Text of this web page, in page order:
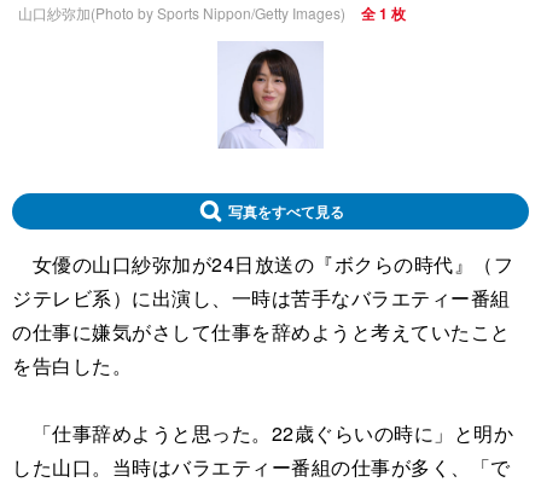
山口紗弥加(Photo by Sports Nippon/Getty Images) 全 1 枚
写真をすべて見る
女優の山口紗弥加が24日放送の『ボクらの時代』（フ
ジテレビ系）に出演し、一時は苦手なバラエティー番組
の仕事に嫌気がさして仕事を辞めようと考えていたこと
を告白した。
「仕事辞めようと思った。22歳ぐらいの時に」と明か
した山口。当時はバラエティー番組の仕事が多く、「で